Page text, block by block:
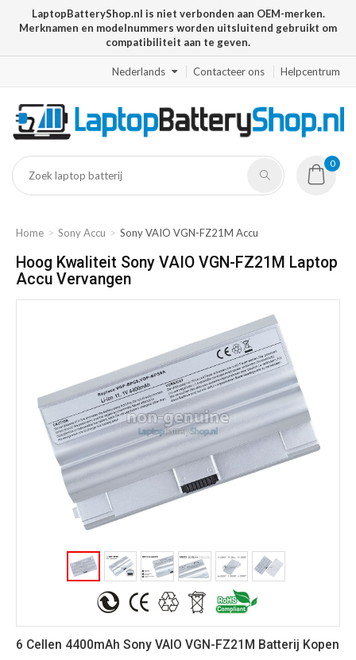
LaptopBatteryShop.nl is niet verbonden aan OEM-merken.
Merknamen en modelnummers worden uitsluitend gebruikt om
compatibiliteit aan te geven.
Nederlands Contacteer ons Helpcentrum
0
Home Sony Accu Sony VAIO VGN-FZ21M Accu
Hoog Kwaliteit Sony VAIO VGN-FZ21M Laptop
Accu Vervangen
6 Cellen 4400mAh Sony VAIO VGN-FZ21M Batterij Kopen